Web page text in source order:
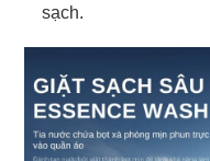
sạch.